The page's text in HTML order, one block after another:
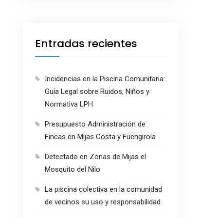
Entradas recientes
Incidencias en la Piscina Comunitaria:
Guía Legal sobre Ruidos, Niños y
Normativa LPH
Presupuesto Administración de
Fincas en Mijas Costa y Fuengirola
Detectado en Zonas de Mijas el
Mosquito del Nilo
La piscina colectiva en la comunidad
de vecinos su uso y responsabilidad